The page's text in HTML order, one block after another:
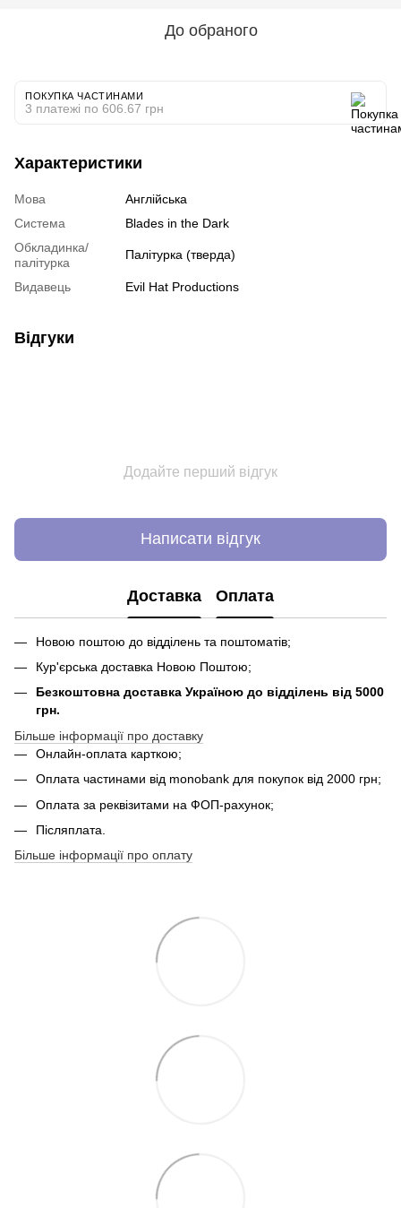
До обраного
ПОКУПКА ЧАСТИНАМИ
3 платежі по 606.67 грн
Характеристики
Мова
Англійська
Система
Blades in the Dark
Обкладинка/
палітурка
Палітурка (тверда)
Видавець Evil Hat Productions
Відгуки
Додайте перший відгук
Написати відгук
Доставка Оплата
Новою поштою до відділень та поштоматів;
Кур'єрська доставка Новою Поштою;
Безкоштовна доставка Україною до відділень від 5000
грн.
Більше інформації про доставку
Онлайн-оплата карткою;
Оплата частинами від monobank для покупок від 2000 грн;
Оплата за реквізитами на ФОП-рахунок;
Післяплата.
Більше інформації про оплату